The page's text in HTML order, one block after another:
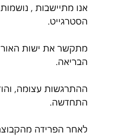
אנו מתיישבות ,
הסטרגייט.
מתקשר את ישות האור
הבריאה.
ההתרגשות עצומה,
התחדשה.
לאחר הפרידה